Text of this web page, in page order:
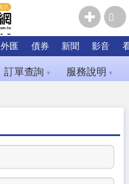
外匯 債券 新聞 影音
訂單查詢 ▼ 服務說明 ▼